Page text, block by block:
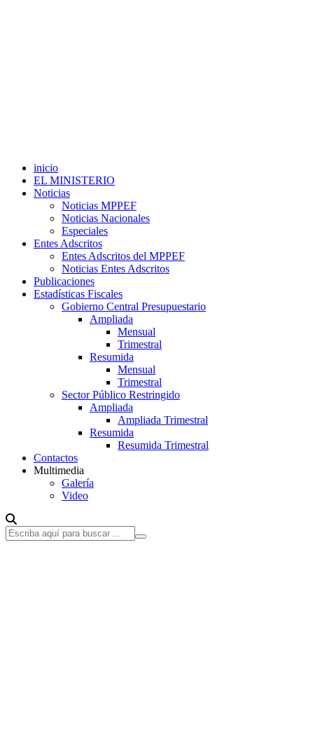
inicio
EL MINISTERIO
Noticias
Noticias MPPEF
Noticias Nacionales
Especiales
Entes Adscritos
Entes Adscritos del MPPEF
Noticias Entes Adscritos
Publicaciones
Estadísticas Fiscales
Gobierno Central Presupuestario
Ampliada
Mensual
Trimestral
Resumida
Mensual
Trimestral
Sector Público Restringido
Ampliada
Ampliada Trimestral
Resumida
Resumida Trimestral
Contactos
Multimedia
Galería
Video